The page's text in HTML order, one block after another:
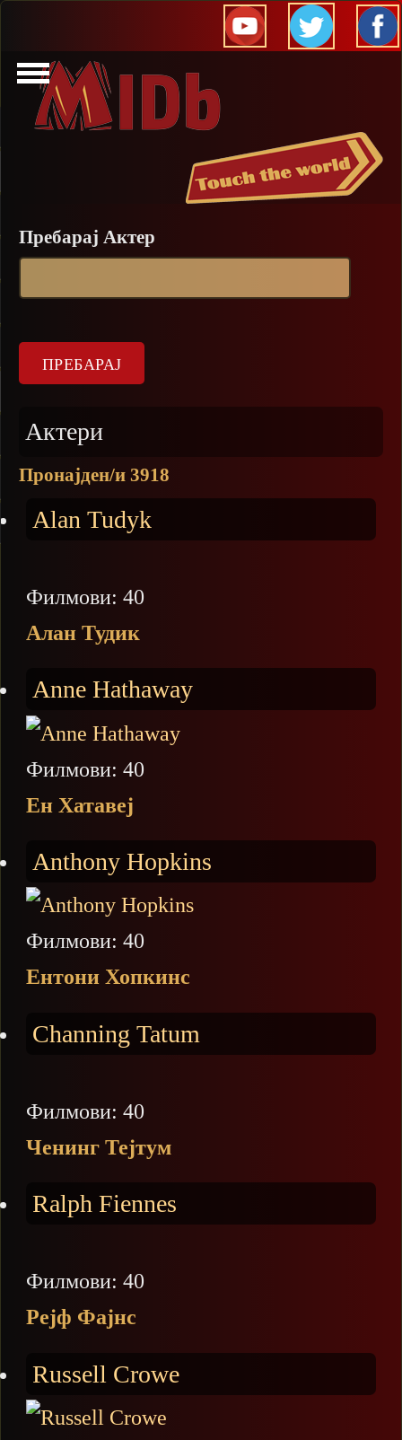
Прескокни
Пребарај Актер
Актери
Пронајден/и 3918
Alan Tudyk
Филмови: 40
Алан Тудик
Anne Hathaway
Филмови: 40
Ен Хатавеј
Anthony Hopkins
Филмови: 40
Ентони Хопкинс
Channing Tatum
Филмови: 40
Ченинг Тејтум
Ralph Fiennes
Филмови: 40
Рејф Фајнс
Russell Crowe